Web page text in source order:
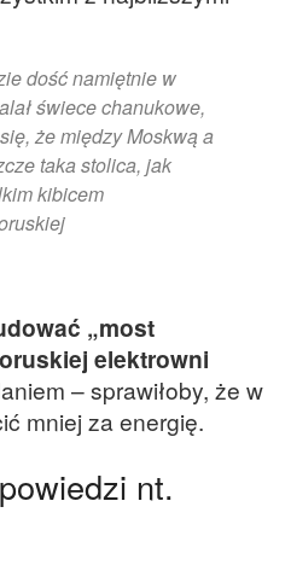
dość namiętnie w
świece chanukowe,
że między Moskwą a
taka stolica, jak
kibicem
„most
elektrowni
– sprawiłoby, że w
mniej za energię.
nt.